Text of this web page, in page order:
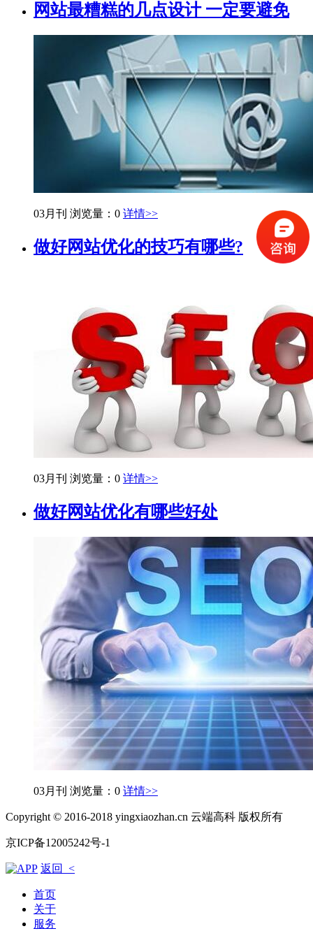
网站最糟糕的几点设计 一定要避免
03月刊 浏览量：0 详情>>
做好网站优化的技巧有哪些?
03月刊 浏览量：0 详情>>
做好网站优化有哪些好处
03月刊 浏览量：0 详情>>
Copyright © 2016-2018 yingxiaozhan.cn 云端高科 版权所有
京ICP备12005242号-1
返回 <
首页
关于
服务